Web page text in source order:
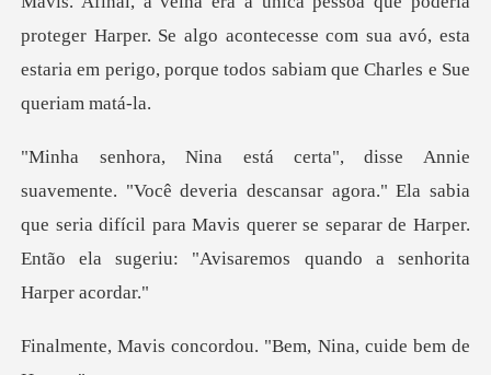
scansar agora." Ela sabia
que seria difícil para Mavis querer se separar d
ncordou. "Bem, Nina,